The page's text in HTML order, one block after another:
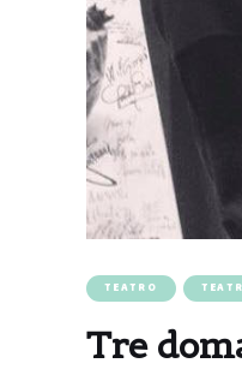
TEATRO
Tre